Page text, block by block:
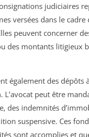
judiciaires
versées dans le cadre
peuvent concerner
des montants litigieux
également des dépôts
L’avocat peut être
des indemnités
suspensive. Ces
sont accomplies et